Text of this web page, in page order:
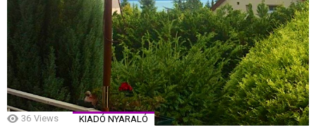
36 Views KIADÓ NYARALÓ